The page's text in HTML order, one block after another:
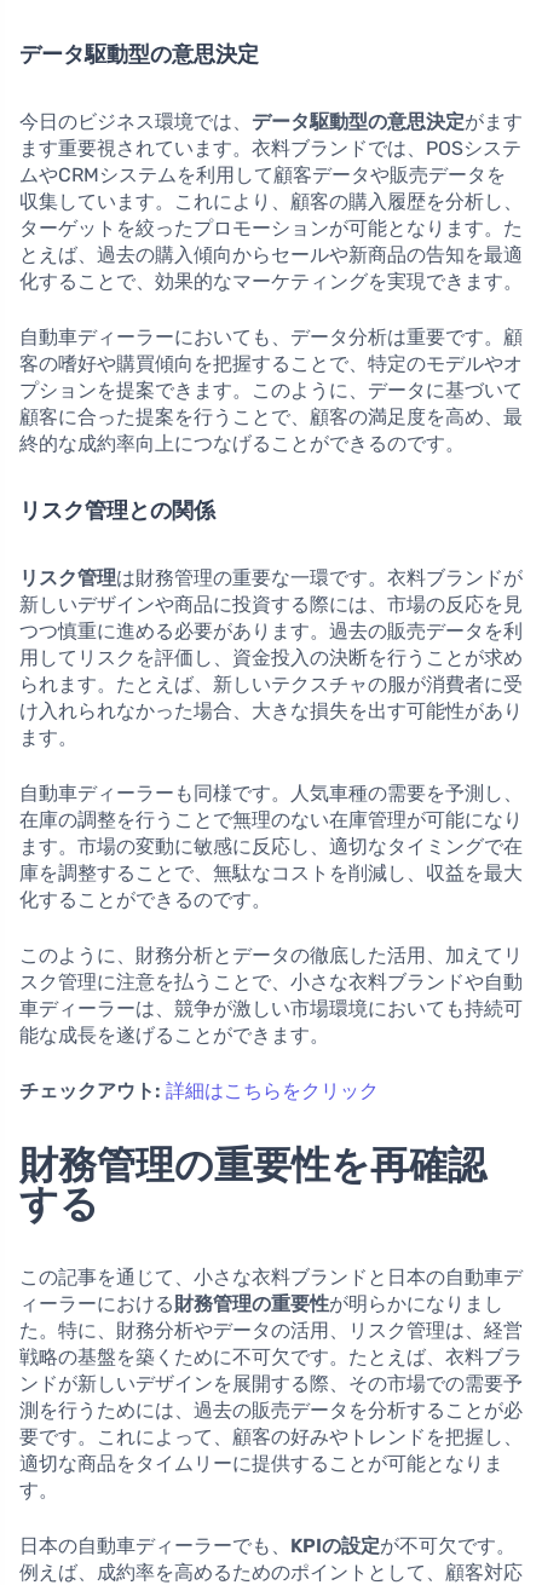
データ駆動型の意思決定
今日のビジネス環境では、 データ駆動型の意思決定がます
ます重要視されています。衣料ブランドでは、POSシステ
ムやCRMシステムを利用して顧客データや販売データを
収集しています。これにより、顧客の購入履歴を分析し、
ターゲットを絞ったプロモーションが可能となります。た
とえば、過去の購入傾向からセールや新商品の告知を最適
化することで、効果的なマーケティングを実現できます。
自動車ディーラーにおいても、データ分析は重要です。顧
客の嗜好や購買傾向を把握することで、特定のモデルやオ
プションを提案できます。このように、データに基づいて
顧客に合った提案を行うことで、顧客の満足度を高め、最
終的な成約率向上につなげることができるのです。
リスク管理との関係
リスク管理は財務管理の重要な一環です。衣料ブランドが
新しいデザインや商品に投資する際には、市場の反応を見
つつ慎重に進める必要があります。過去の販売データを利
用してリスクを評価し、資金投入の決断を行うことが求め
られます。たとえば、新しいテクスチャの服が消費者に受
け入れられなかった場合、大きな損失を出す可能性があり
ます。
自動車ディーラーも同様です。人気車種の需要を予測し、
在庫の調整を行うことで無理のない在庫管理が可能になり
ます。市場の変動に敏感に反応し、適切なタイミングで在
庫を調整することで、無駄なコストを削減し、収益を最大
化することができるのです。
このように、財務分析とデータの徹底した活用、加えてリ
スク管理に注意を払うことで、小さな衣料ブランドや自動
車ディーラーは、競争が激しい市場環境においても持続可
能な成長を遂げることができます。
チェックアウト: 詳細はこちらをクリック
財務管理の重要性を再確認
する
この記事を通じて、小さな衣料ブランドと日本の自動車デ
ィーラーにおける財務管理の重要性が明らかになりまし
た。特に、財務分析やデータの活用、リスク管理は、経営
戦略の基盤を築くために不可欠です。たとえば、衣料ブラ
ンドが新しいデザインを展開する際、その市場での需要予
測を行うためには、過去の販売データを分析することが必
要です。これによって、顧客の好みやトレンドを把握し、
適切な商品をタイムリーに提供することが可能となりま
す。
日本の自動車ディーラーでも、 KPIの設定が不可欠です。
例えば、成約率を高めるためのポイントとして、顧客対応